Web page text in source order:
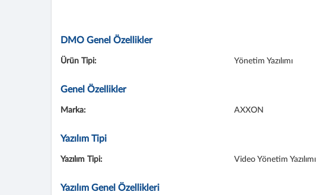
DMO Genel Özellikler
Ürün Tipi: Yönetim Yazılımı
Genel Özellikler
Marka: AXXON
Yazılım Tipi
Yazılım Tipi: Video Yönetim Yazılımı
Yazılım Genel Özellikleri